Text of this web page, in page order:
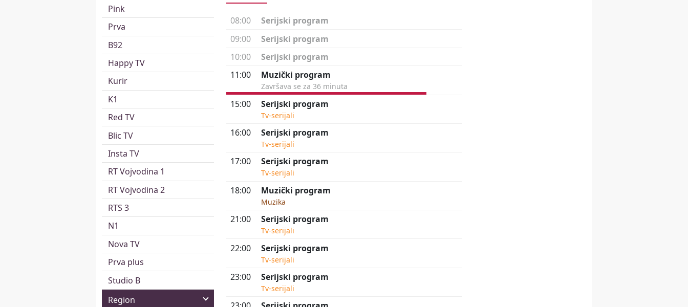
Pink
Prva
B92
Happy TV
Kurir
K1
Red TV
Blic TV
Insta TV
RT Vojvodina 1
RT Vojvodina 2
RTS 3
N1
Nova TV
Prva plus
Studio B
Region
08:00
Serijski program
09:00
Serijski program
10:00
Serijski program
11:00
Muzički program
Završava se za 36 minuta
15:00 Serijski program
Tv-serijali
16:00 Serijski program
Tv-serijali
17:00 Serijski program
Tv-serijali
18:00 Muzički program
Muzika
21:00 Serijski program
Tv-serijali
22:00 Serijski program
Tv-serijali
23:00 Serijski program
Tv-serijali